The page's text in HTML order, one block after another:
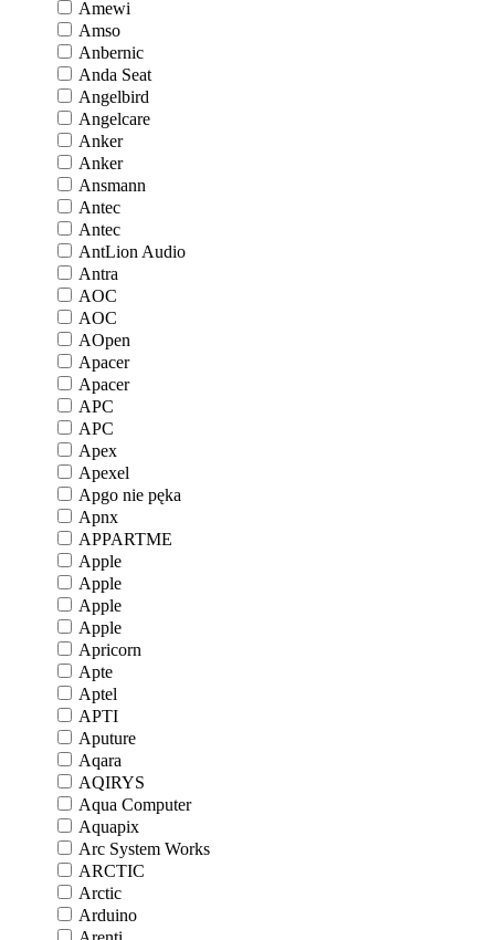
Amewi
Amso
Anbernic
Anda Seat
Angelbird
Angelcare
Anker
Anker
Ansmann
Antec
Antec
AntLion Audio
Antra
AOC
AOC
AOpen
Apacer
Apacer
APC
APC
Apex
Apexel
Apgo nie pęka
Apnx
APPARTME
Apple
Apple
Apple
Apple
Apricorn
Apte
Aptel
APTI
Aputure
Aqara
AQIRYS
Aqua Computer
Aquapix
Arc System Works
ARCTIC
Arctic
Arduino